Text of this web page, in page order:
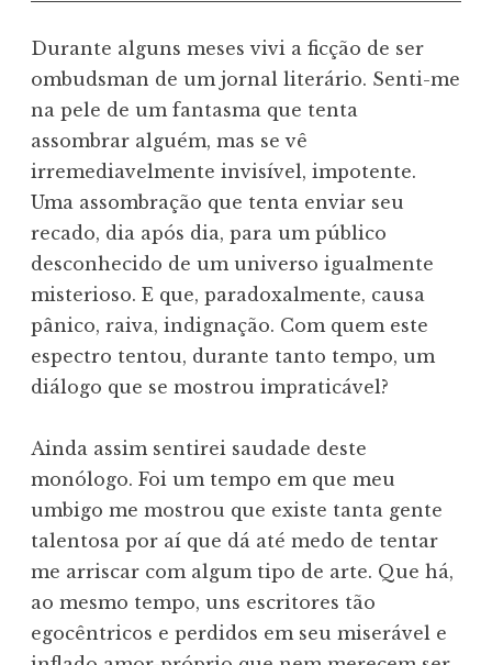
Durante alguns meses vivi a ficção de ser
ombudsman de um jornal literário. Senti-me
na pele de um fantasma que tenta
assombrar alguém, mas se vê
irremediavelmente invisível, impotente.
Uma assombração que tenta enviar seu
recado, dia após dia, para um público
desconhecido de um universo igualmente
misterioso. E que, paradoxalmente, causa
pânico, raiva, indignação. Com quem este
espectro tentou, durante tanto tempo, um
diálogo que se mostrou impraticável?
Ainda assim sentirei saudade deste
monólogo. Foi um tempo em que meu
umbigo me mostrou que existe tanta gente
talentosa por aí que dá até medo de tentar
me arriscar com algum tipo de arte. Que há,
ao mesmo tempo, uns escritores tão
egocêntricos e perdidos em seu miserável e